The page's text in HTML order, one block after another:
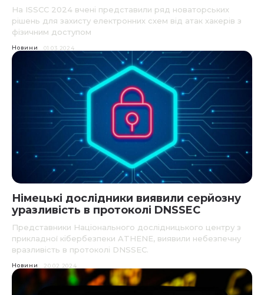
На ISSCC 2024 вчені представили ряд новаторських
рішень для захисту електронних схем від атак хакерів з
фізичним доступом
Новини 01.03.2024
Німецькі дослідники виявили серйозну
уразливість в протоколі DNSSEC
Представники Національного дослідницького центру з
прикладної кібербезпеки ATHENE, виявили небезпечну
вразливість в протоколі DNSSEC.
Новини 20.02.2024